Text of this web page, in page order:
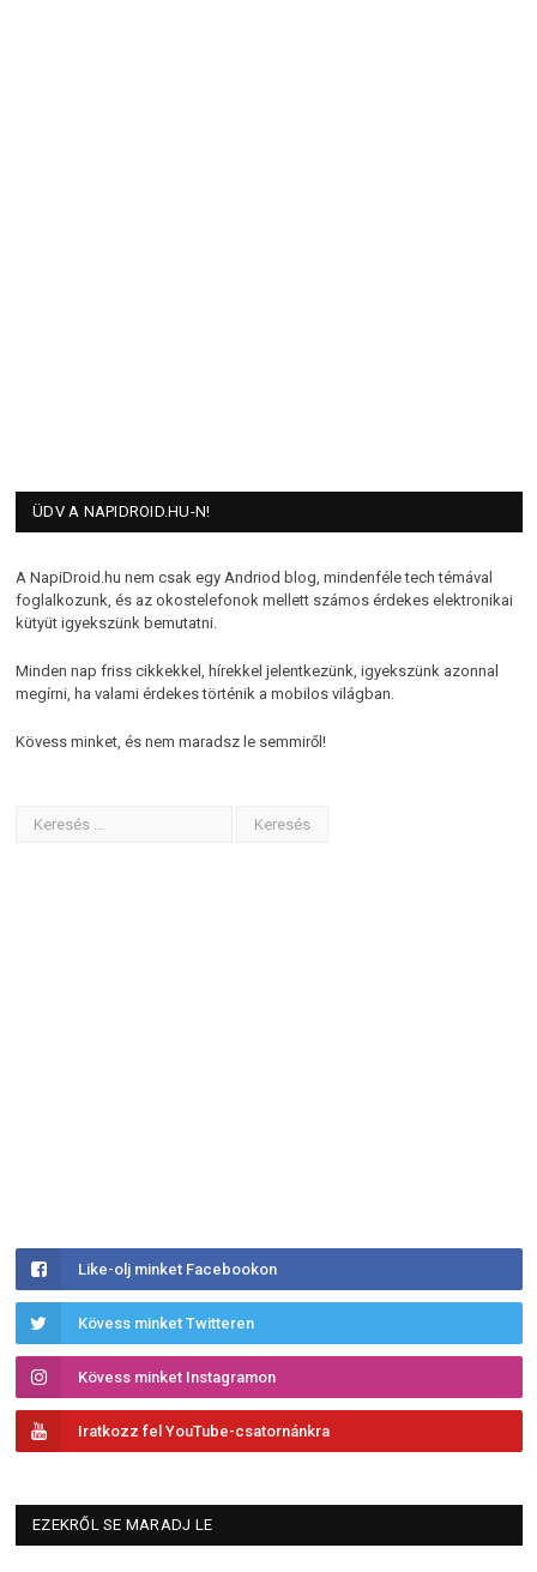
ÜDV A NAPIDROID.HU-N!
A NapiDroid.hu nem csak egy Andriod blog, mindenféle tech témával
foglalkozunk, és az okostelefonok mellett számos érdekes elektronikai
kütyüt igyekszünk bemutatni.
Minden nap friss cikkekkel, hírekkel jelentkezünk, igyekszünk azonnal
megírni, ha valami érdekes történik a mobilos világban.
Kövess minket, és nem maradsz le semmiről!
Like-olj minket Facebookon
Kövess minket Twitteren
Kövess minket Instagramon
Iratkozz fel YouTube-csatornánkra
EZEKRŐL SE MARADJ LE